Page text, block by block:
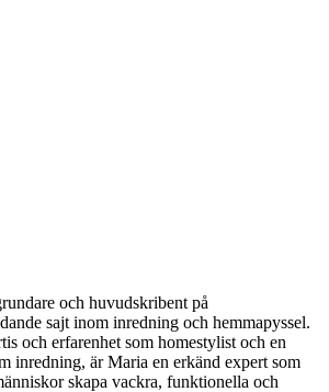
och huvudskribent på
sajt inom inredning och hemmapyssel.
och erfarenhet som homestylist och en
inredning, är Maria en erkänd expert som
skapa vackra, funktionella och